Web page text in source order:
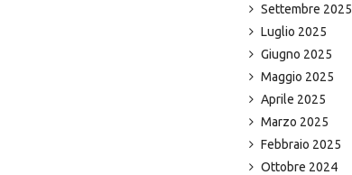
Settembre 2025
Luglio 2025
Giugno 2025
Maggio 2025
Aprile 2025
Marzo 2025
Febbraio 2025
Ottobre 2024